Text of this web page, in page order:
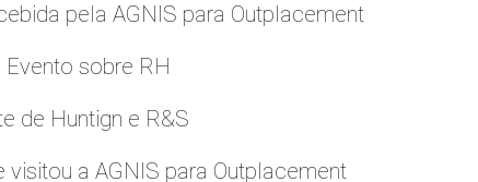
pela AGNIS para Outplacement
Evento sobre RH
de Huntign e R&S
visitou a AGNIS para Outplacement